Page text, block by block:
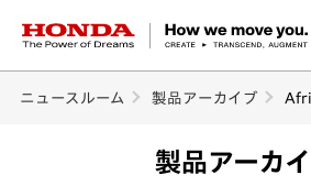
HONDA The Power of Dreams
ニュースルーム 製品アーカイブ
製品アーカ